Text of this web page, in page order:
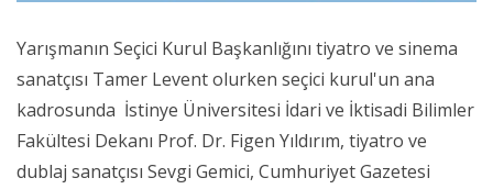
Yarışmanın Seçici Kurul Başkanlığını tiyatro ve sinema
sanatçısı Tamer Levent olurken seçici kurul'un ana
kadrosunda İstinye Üniversitesi İdari ve İktisadi Bilimler
Fakültesi Dekanı Prof. Dr. Figen Yıldırım, tiyatro ve
dublaj sanatçısı Sevgi Gemici, Cumhuriyet Gazetesi